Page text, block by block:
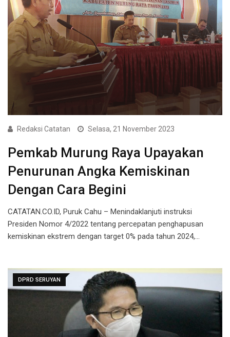
Redaksi Catatan Selasa, 21 November 2023
Pemkab Murung Raya Upayakan
Penurunan Angka Kemiskinan
Dengan Cara Begini
CATATAN.CO.ID, Puruk Cahu – Menindaklanjuti instruksi
Presiden Nomor 4/2022 tentang percepatan penghapusan
kemiskinan ekstrem dengan target 0% pada tahun 2024,…
DPRD SERUYAN